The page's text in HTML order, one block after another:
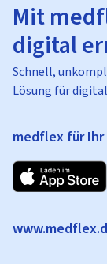
Mit
digital
Schnell,
Lösung für
medflex für